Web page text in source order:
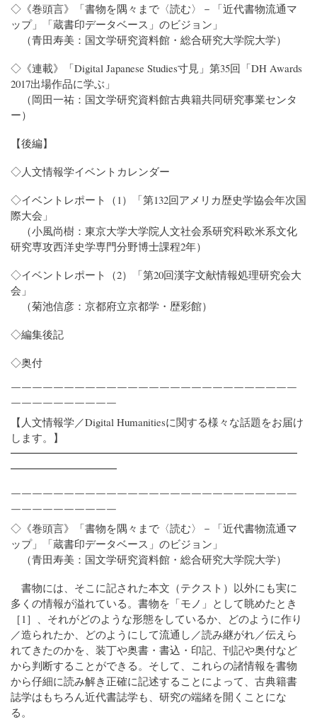
◇《巻頭言》「書物を隅々まで〈読む〉－「近代書物流通マ
ップ」「蔵書印データベース」のビジョン」
（青田寿美：国文学研究資料館・総合研究大学院大学）
◇《連載》「Digital Japanese Studies寸見」第35回「DH Awards
2017出場作品に学ぶ」
（岡田一祐：国文学研究資料館古典籍共同研究事業センタ
ー）
【後編】
◇人文情報学イベントカレンダー
◇イベントレポート（1）「第132回アメリカ歴史学協会年次国
際大会」
（小風尚樹：東京大学大学院人文社会系研究科欧米系文化
研究専攻西洋史学専門分野博士課程2年）
◇イベントレポート（2）「第20回漢字文献情報処理研究会大
会」
（菊池信彦：京都府立京都学・歴彩館）
◇編集後記
◇奥付
￣￣￣￣￣￣￣￣￣￣￣￣￣￣￣￣￣￣￣￣￣￣￣￣￣￣￣
￣￣￣￣￣￣￣￣￣￣
【人文情報学／Digital Humanitiesに関する様々な話題をお届け
します。】
━━━━━━━━━━━━━━━━━━━━━━━━━━━
━━━━━━━━━━
￣￣￣￣￣￣￣￣￣￣￣￣￣￣￣￣￣￣￣￣￣￣￣￣￣￣￣
￣￣￣￣￣￣￣￣￣￣
◇《巻頭言》「書物を隅々まで〈読む〉－「近代書物流通マ
ップ」「蔵書印データベース」のビジョン」
（青田寿美：国文学研究資料館・総合研究大学院大学）
書物には、そこに記された本文（テクスト）以外にも実に
多くの情報が溢れている。書物を「モノ」として眺めたとき
［1］、それがどのような形態をしているか、どのように作り
／造られたか、どのようにして流通し／読み継がれ／伝えら
れてきたのかを、装丁や奥書・書込・印記、刊記や奥付など
から判断することができる。そして、これらの諸情報を書物
から仔細に読み解き正確に記述することによって、古典籍書
誌学はもちろん近代書誌学も、研究の端緒を開くことにな
る。